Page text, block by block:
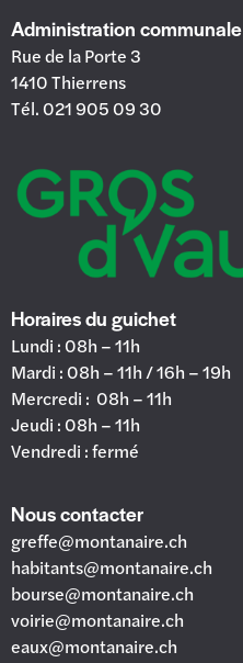
Administration communale
Rue de la Porte 3
1410 Thierrens
Tél. 021 905 09 30
Horaires du guichet
Lundi : 08h – 11h
Mardi : 08h – 11h / 16h – 19h
Mercredi : 08h – 11h
Jeudi : 08h – 11h
Vendredi : fermé
Nous contacter
greffe@montanaire.ch
habitants@montanaire.ch
bourse@montanaire.ch
voirie@montanaire.ch
eaux@montanaire.ch